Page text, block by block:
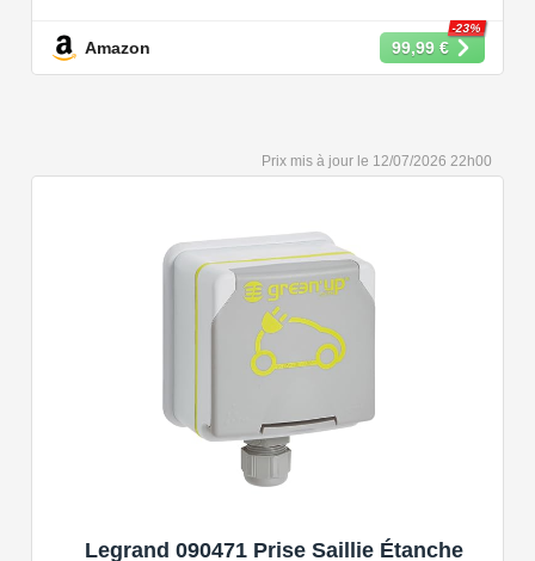
【Conception Sécurisée】Nos câbles type 2 vous
de recharge de type 1, CCS1, CHAdeMO et GB/T.
voiture électrique de type 2 est conforme à la norme
européenne IEC 62196 et convient à tous les EV et
PHEV avec type 2 et CCS2. Convient aux modèles
Y/3/S/X, i3, iX, ID.3, ID.4, ID.5, E-Tron, ZOE, Kona, Leaf,
【Qualité Solide et Fiable】Résistant à l'eau - IP54,
utilise un câble TPU de haute qualité, isolé sans choc
électrique, résistant à l'usure et à la flexion. Testé avec
10,000 cycles d'insertion et une capacité de charge de 2
tonnes et un test de chute d'un mètre, évitant les risques
main résistant à l'usure pour économiser de l'espace. Le
Amazon 99,99 €
-23%
12/07/2026 22h00
Legrand 090471 Prise Saillie Étanche